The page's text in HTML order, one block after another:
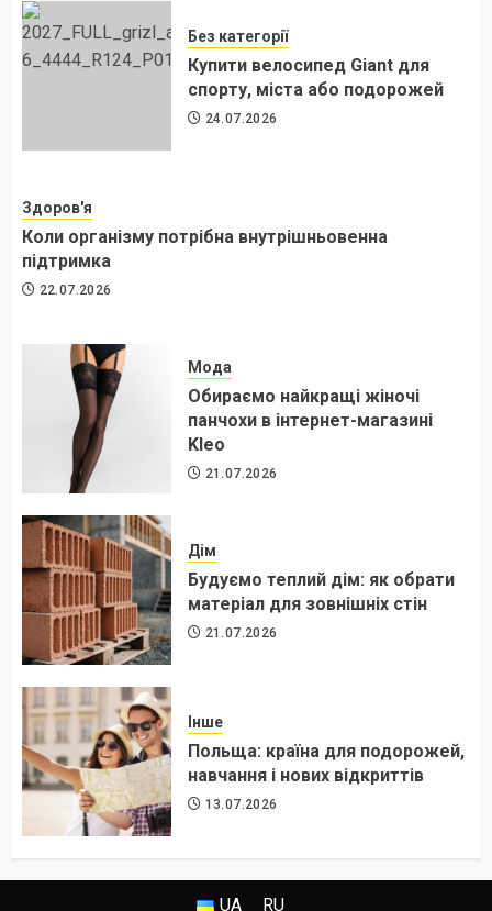
Без категорії
Купити велосипед Giant для
спорту, міста або подорожей
24.07.2026
Здоров'я
Коли організму потрібна внутрішньовенна
підтримка
22.07.2026
Мода
Обираємо найкращі жіночі
панчохи в інтернет-магазині
Kleo
21.07.2026
Дім
Будуємо теплий дім: як обрати
матеріал для зовнішніх стін
21.07.2026
Інше
Польща: країна для подорожей,
навчання і нових відкриттів
13.07.2026
UA RU